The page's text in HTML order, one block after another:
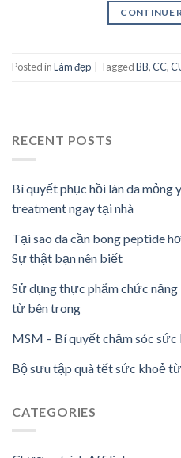
CONTINUE
Posted inLàm đẹp TaggedBB,CC,
RECENT POSTS
Bí quyết phục hồi làn da mỏng
treatment ngay tại nhà
Tại sao da cần bong peptide
Sự thật bạn nên biết
Sử dụng thực phẩm chức
từ bên trong
MSM – Bí quyết chăm sóc
Bộ sưu tập quà tết sức khoẻ
CATEGORIES